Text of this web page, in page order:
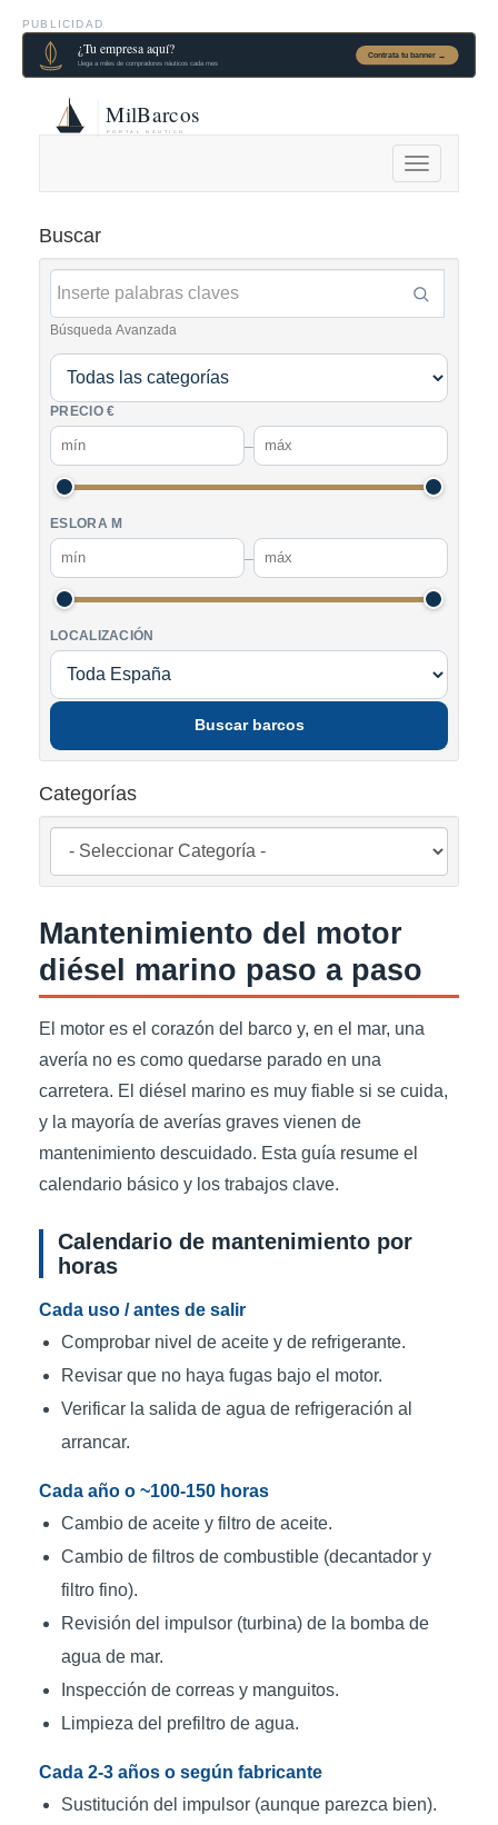
PUBLICIDAD
Alternar
navegación
Buscar
Búsqueda Avanzada
PRECIO €
–
ESLORA M
–
LOCALIZACIÓN
Buscar barcos
Categorías
Mantenimiento del motor
diésel marino paso a paso
El motor es el corazón del barco y, en el mar, una
avería no es como quedarse parado en una
carretera. El diésel marino es muy fiable si se cuida,
y la mayoría de averías graves vienen de
mantenimiento descuidado. Esta guía resume el
calendario básico y los trabajos clave.
Calendario de mantenimiento por
horas
Cada uso / antes de salir
Comprobar nivel de aceite y de refrigerante.
Revisar que no haya fugas bajo el motor.
Verificar la salida de agua de refrigeración al
arrancar.
Cada año o ~100-150 horas
Cambio de aceite y filtro de aceite.
Cambio de filtros de combustible (decantador y
filtro fino).
Revisión del impulsor (turbina) de la bomba de
agua de mar.
Inspección de correas y manguitos.
Limpieza del prefiltro de agua.
Cada 2-3 años o según fabricante
Sustitución del impulsor (aunque parezca bien).